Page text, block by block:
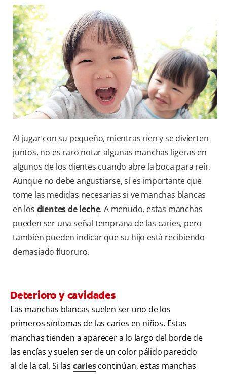
CUPONES
DONDE COMPRAR
PY (ES)
SUSCRÍBASE
Al jugar con su pequeño, mientras ríen y se divierten
juntos, no es raro notar algunas manchas ligeras en
algunos de los dientes cuando abre la boca para reír.
Aunque no debe angustiarse, sí es importante que
tome las medidas necesarias si ve manchas blancas
en los dientes de leche. A menudo, estas manchas
pueden ser una señal temprana de las caries, pero
también pueden indicar que su hijo está recibiendo
demasiado fluoruro.
Deterioro y cavidades
Las manchas blancas suelen ser uno de los
primeros síntomas de las caries en niños. Estas
manchas tienden a aparecer a lo largo del borde de
las encías y suelen ser de un color pálido parecido
al de la cal. Si las cariescontinúan, estas manchas